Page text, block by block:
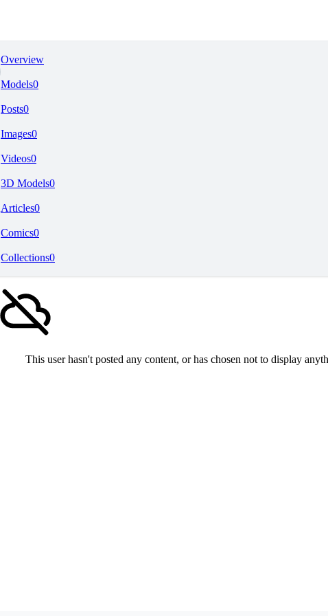
Overview
Models0
Posts0
Images0
Videos0
3D Models0
Articles0
Comics0
Collections0
This user hasn't posted any content, or has chosen not to display